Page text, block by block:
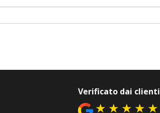
Verificato dai clienti
★ ★ ★ ★ ★